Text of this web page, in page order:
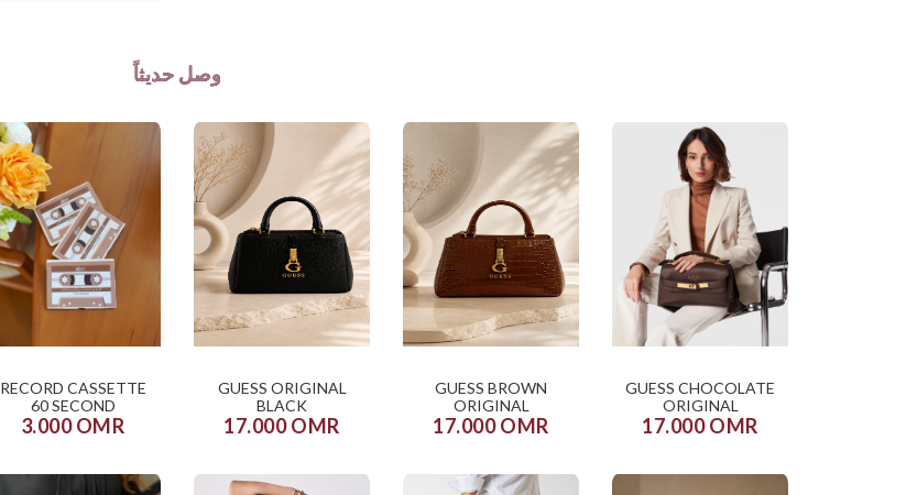
وصل حديثاً
RECORD CASSETTE
60 SECOND
3.000 OMR
GUESS ORIGINAL
BLACK
17.000 OMR
GUESS BROWN
ORIGINAL
17.000 OMR
GUESS CHOCOLATE
ORIGINAL
17.000 OMR